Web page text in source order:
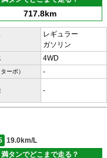
717.8km
レギュラー
ガソリン
4WD
ーボ） -
-
19.0km/L
満タンでどこまで走る？